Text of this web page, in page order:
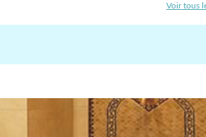
Voir tous